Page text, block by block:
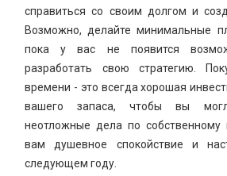
справиться со своим долгом и
Возможно, делайте минимальные
пока у вас не появится
разработать свою стратегию.
времени - это всегда хорошая
вашего запаса, чтобы вы
неотложные дела по собственному
вам душевное спокойствие и
следующем году.